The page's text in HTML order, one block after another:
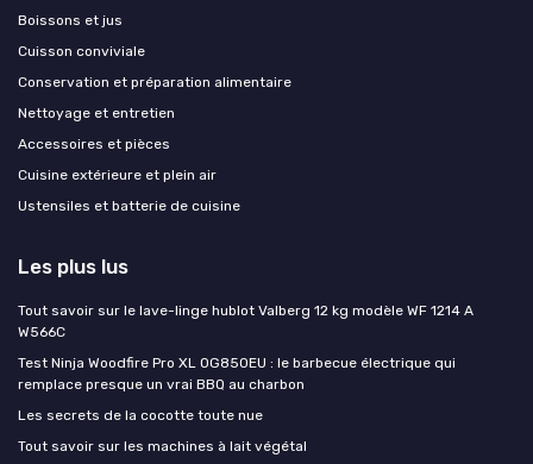
Boissons et jus
Cuisson conviviale
Conservation et préparation alimentaire
Nettoyage et entretien
Accessoires et pièces
Cuisine extérieure et plein air
Ustensiles et batterie de cuisine
Les plus lus
Tout savoir sur le lave-linge hublot Valberg 12 kg modèle WF 1214 A
W566C
Test Ninja Woodfire Pro XL OG850EU : le barbecue électrique qui
remplace presque un vrai BBQ au charbon
Les secrets de la cocotte toute nue
Tout savoir sur les machines à lait végétal